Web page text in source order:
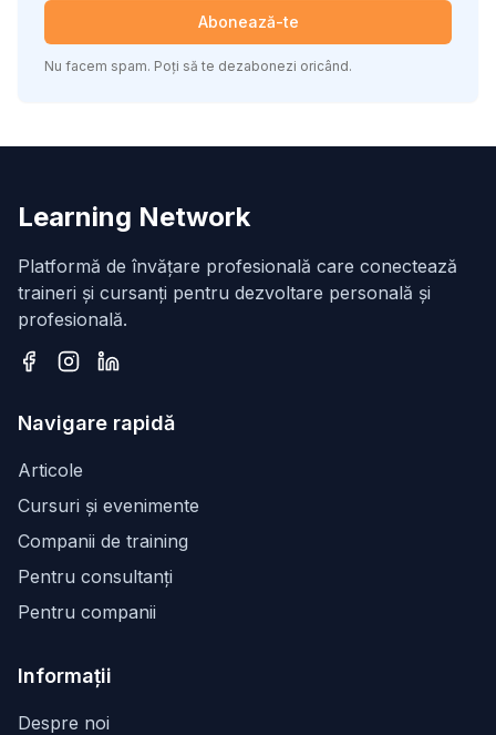
Abonează-te
Nu facem spam. Poți să te dezabonezi oricând.
Learning Network
Platformă de învățare profesională care conectează
traineri și cursanți pentru dezvoltare personală și
profesională.
Navigare rapidă
Articole
Cursuri și evenimente
Companii de training
Pentru consultanți
Pentru companii
Informații
Despre noi